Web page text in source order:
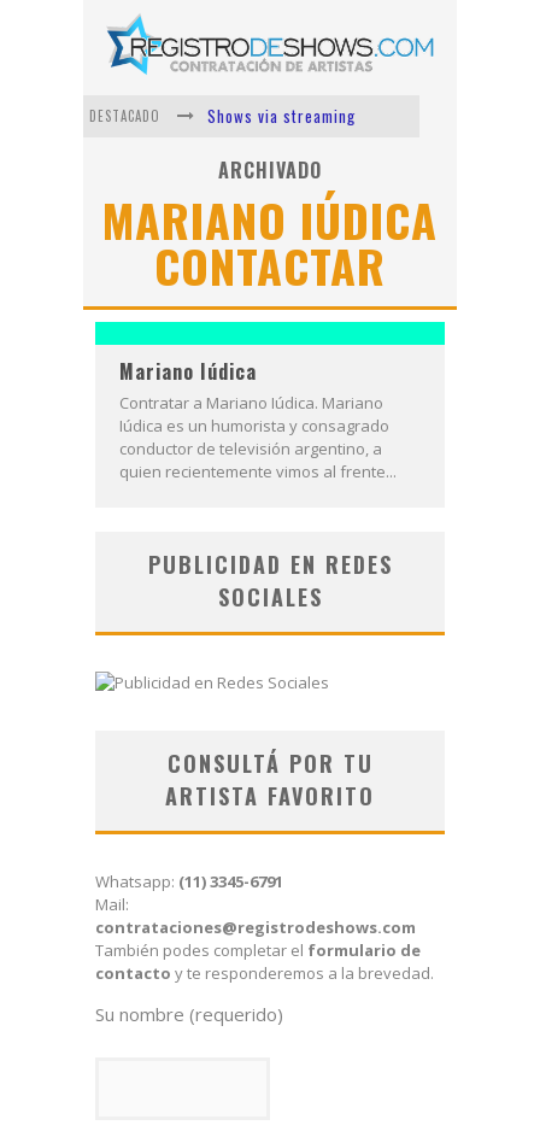
DESTACADO
Shows via streaming
Lit Killah
Nicki Nicole
Duki
Vi Em
ARCHIVADO
MARIANO IÚDICA
CONTACTAR
Mariano Iúdica
Contratar a Mariano Iúdica. Mariano
Iúdica es un humorista y consagrado
conductor de televisión argentino, a
quien recientemente vimos al frente...
PUBLICIDAD EN REDES
SOCIALES
CONSULTÁ POR TU
ARTISTA FAVORITO
Whatsapp: (11) 3345-6791
Mail:
contrataciones@registrodeshows.com
También podes completar el formulario de
contacto y te responderemos a la brevedad.
Su nombre (requerido)